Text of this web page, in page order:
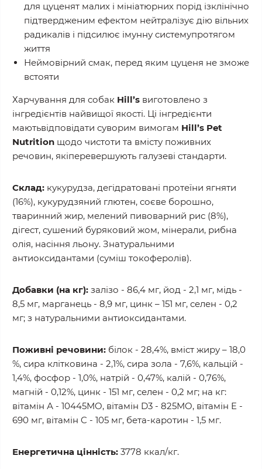
для цуценят малих і мініатюрних порід ізклінічно
підтвердженим ефектом нейтралізує дію вільних
радикалів і підсилює імунну системупротягом
життя
Неймовірний смак, перед яким цуценя не зможе
встояти
Харчування для собак Hill’s виготовлено з
інгредієнтів найвищої якості. Ці інгредієнти
маютьвідповідати суворим вимогам Hill’s Pet
Nutrition щодо чистоти та вмісту поживних
речовин, якіперевершують галузеві стандарти.
Склад: кукурудза, дегідратовані протеїни ягняти
(16%), кукурудзяний глютен, соєве борошно,
тваринний жир, мелений пивоварний рис (8%),
дігест, сушений буряковий жом, мінерали, рибна
олія, насіння льону. Знатуральними
антиоксидантами (суміш токоферолів).
Добавки (на кг): залізо - 86,4 мг, йод - 2,1 мг, мідь -
8,5 мг, марганець - 8,9 мг, цинк – 151 мг, селен - 0,2
мг; з натуральними антиоксидантами.
Поживні речовини: білок - 28,4%, вміст жиру – 18,0
%, сира клітковина - 2,1%, сира зола - 7,6%, кальцій -
1,4%, фосфор - 1,0%, натрій - 0,47%, калій - 0,76%,
магній - 0,12%, цинк - 151 мг, селен - 0,2 мг; на кг:
вітамін А - 10445МO, вітамін D3 - 825МO, вітамін E -
690 мг, вітамін C - 105 мг, бета-каротин - 1,5 мг.
Енергетична цінність: 3778 ккал/кг.